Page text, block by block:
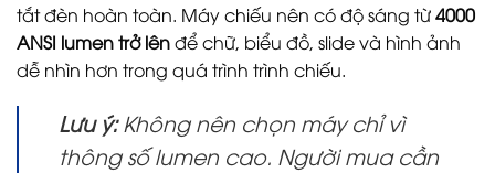
tắt đèn hoàn toàn. Máy chiếu nên có độ sáng từ4000
ANSI lumen trở lênđể chữ, biểu đồ, slide và hình ảnh
dễ nhìn hơn trong quá trình trình chiếu.
Lưu ý:Không nên chọn máy chỉ vì
thông số lumen cao. Người mua cần